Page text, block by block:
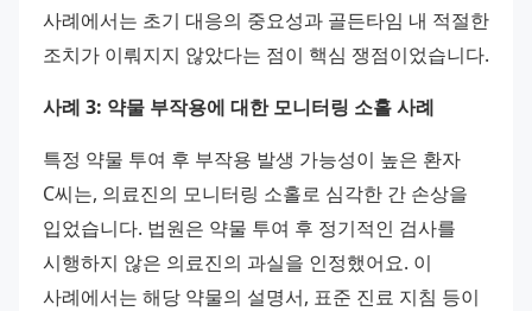
사례에서는 초기 대응의 중요성과 골든타임 내 적절한
조치가 이뤄지지 않았다는 점이 핵심 쟁점이었습니다.
사례 3: 약물 부작용에 대한 모니터링 소홀 사례
특정 약물 투여 후 부작용 발생 가능성이 높은 환자
C씨는, 의료진의 모니터링 소홀로 심각한 간 손상을
입었습니다. 법원은 약물 투여 후 정기적인 검사를
시행하지 않은 의료진의 과실을 인정했어요. 이
사례에서는 해당 약물의 설명서, 표준 진료 지침 등이